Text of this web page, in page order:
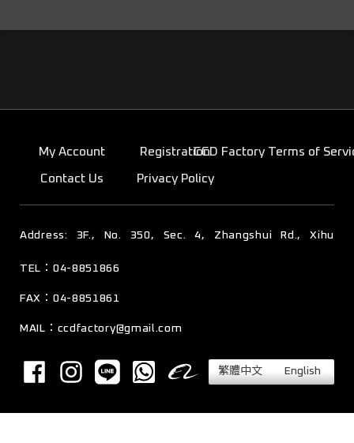
My Account RegistrationCCD Factory Terms of
Contact Us Privacy Policy
TEL：04-8851866
FAX：04-8851861
MAIL： ccdfactory@gmail.com
繁體中文 English